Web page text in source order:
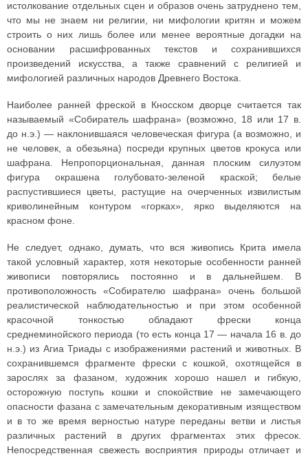
истолкование отдельных сцен и образов очень затруднено тем,
что мы не знаем ни религии, ни мифологии критян и можем
строить о них лишь более или менее вероятные догадки на
основании расшифрованных текстов и сохранившихся
произведений искусства, а также сравнений с религией и
мифологией различных народов Древнего Востока.
Наиболее ранней фреской в Кносском дворце считается так
называемый «Собиратель шафрана» (возможно, 18 или 17 в.
до н.э.) — наклонившаяся человеческая фигура (а возможно, и
не человек, а обезьяна) посреди крупных цветов крокуса или
шафрана. Непропорциональная, данная плоским силуэтом
фигура окрашена голубовато-зеленой краской; белые
распустившиеся цветы, растущие на очерченных извилистым
криволинейным контуром «горках», ярко выделяются на
красном фоне.
Не следует, однако, думать, что вся живопись Крита имела
такой условный характер, хотя некоторые особенности ранней
живописи повторялись постоянно и в дальнейшем. В
противоположность «Собирателю шафрана» очень большой
реалистической наблюдательностью и при этом особенной
красочной тонкостью обладают фрески конца
среднеминойского периода (то есть конца 17 — начала 16 в. до
н.э.) из Агиа Триады с изображениями растений и животных. В
сохранившемся фрагменте фрески с кошкой, охотящейся в
зарослях за фазаном, художник хорошо нашел и гибкую,
осторожную поступь кошки и спокойствие не замечающего
опасности фазана с замечательным декоративным изяществом
и в то же время верностью натуре переданы ветви и листья
различных растений в других фрагментах этих фресок.
Непосредственная свежесть восприятия природы отличает и